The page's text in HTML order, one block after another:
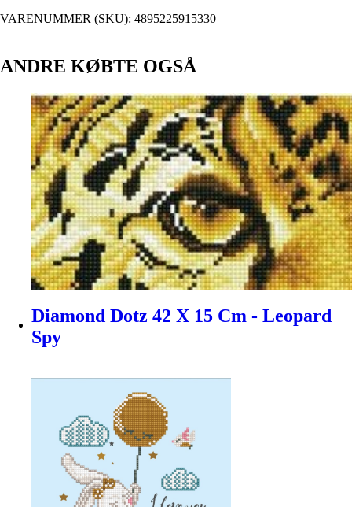
VARENUMMER (SKU): 4895225915330
ANDRE KØBTE OGSÅ
Diamond Dotz 42 X 15 Cm - Leopard
Spy